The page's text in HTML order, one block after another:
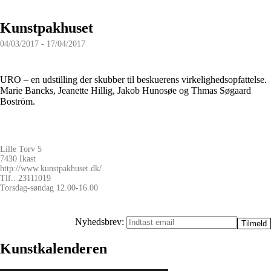
Kunstpakhuset
04/03/2017 - 17/04/2017
URO – en udstilling der skubber til beskuerens virkelighedsopfattelse.
Marie Bancks, Jeanette Hillig, Jakob Hunosøe og Thmas Søgaard
Boström.
Lille Torv 5
7430 Ikast
http://www.kunstpakhuset.dk/
Tlf.: 23111019
Torsdag-søndag 12.00-16.00
Nyhedsbrev:
Kunstkalenderen